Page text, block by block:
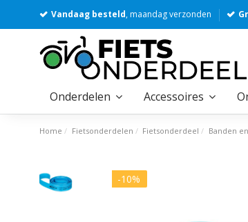
Vandaag besteld, maandag verzonden
Onderdelen Accessoires
Home Fietsonderdelen Fietsonderdeel Banden
-10%